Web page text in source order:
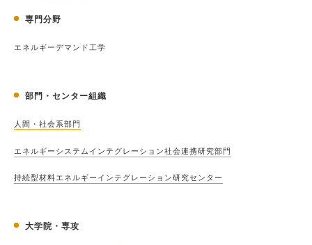
専門分野
エネルギーデマンド工学
部門・センター組織
人間・社会系部門
エネルギーシステムインテグレーション社会連携研究部門
持続型材料エネルギーインテグレーション研究センター
大学院・専攻